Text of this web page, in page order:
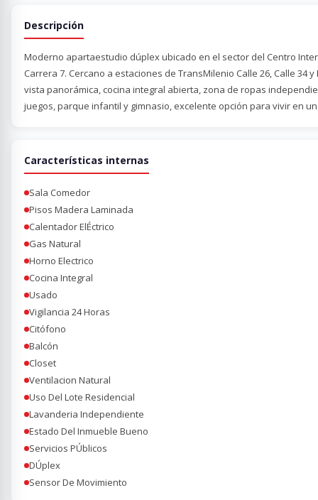
Descripción
Moderno apartaestudio dúplex ubicado en el sector del Centro
Carrera 7. Cercano a estaciones de TransMilenio Calle 26, Calle
vista panorámica, cocina integral abierta, zona de ropas
juegos, parque infantil y gimnasio, excelente opción para vivir en
Características internas
Sala Comedor
Pisos Madera Laminada
Calentador ElÉctrico
Gas Natural
Horno Electrico
Cocina Integral
Usado
Vigilancia 24 Horas
Citófono
Balcón
Closet
Ventilacion Natural
Uso Del Lote Residencial
Lavanderia Independiente
Estado Del Inmueble Bueno
Servicios PÚblicos
DÚplex
Sensor De Movimiento